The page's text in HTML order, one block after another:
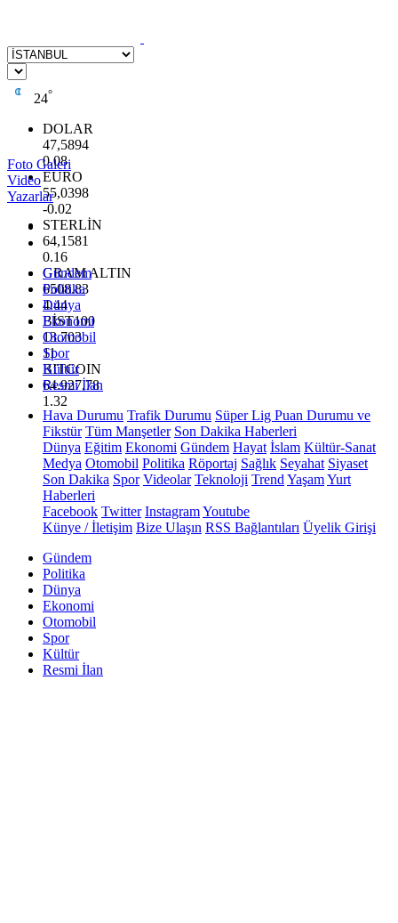
24°
DOLAR
47,5894
0.08
EURO
55,0398
-0.02
STERLİN
64,1581
0.16
GRAM ALTIN
6508.83
4.44
BİST100
13.703
11
BITCOIN
64.927,78
1.32
Foto Galeri
Video
Yazarlar
Gündem
Politika
Dünya
Ekonomi
Otomobil
Spor
Kültür
Resmi İlan
Hava Durumu Trafik Durumu Süper Lig Puan Durumu ve
Fikstür Tüm Manşetler Son Dakika Haberleri
Dünya Eğitim Ekonomi Gündem Hayat İslam Kültür-Sanat
Medya Otomobil Politika Röportaj Sağlık Seyahat Siyaset
Son Dakika Spor Videolar Teknoloji Trend YaşamYurt
Haberleri
Facebook Twitter InstagramYoutube
Künye / İletişim Bize Ulaşın RSS Bağlantıları Üyelik Girişi
Gündem
Politika
Dünya
Ekonomi
Otomobil
Spor
Kültür
Resmi İlan